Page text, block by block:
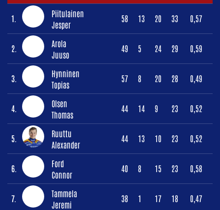
1.
Piitulainen
Jesper
58 13 20 33 0,57
2.
Arola
Juuso
49 5 24 29 0,59
3.
Hynninen
Topias
57 8 20 28 0,49
4.
Olsen
Thomas
44 14 9 23 0,52
5.
Ruuttu
Alexander
44 13 10 23 0,52
6.
Ford
Connor
40 8 15 23 0,58
7.
Tammela
Jeremi
38 1 17 18 0,47